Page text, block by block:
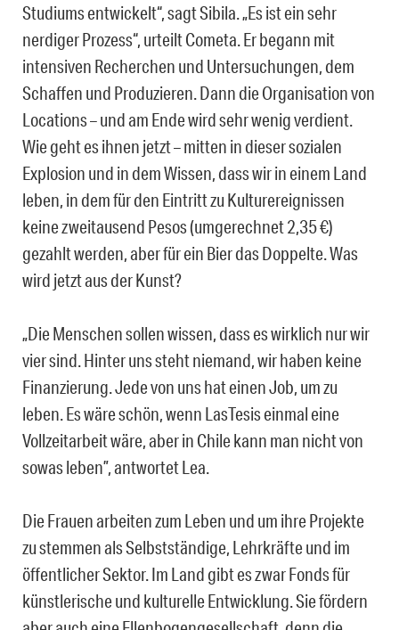
Studiums entwickelt“, sagt Sibila. „Es ist ein sehr
nerdiger Prozess“, urteilt Cometa. Er begann mit
intensiven Recherchen und Untersuchungen, dem
Schaffen und Produzieren. Dann die Organisation von
Locations – und am Ende wird sehr wenig verdient.
Wie geht es ihnen jetzt – mitten in dieser sozialen
Explosion und in dem Wissen, dass wir in einem Land
leben, in dem für den Eintritt zu Kulturereignissen
keine zweitausend Pesos (umgerechnet 2,35 €)
gezahlt werden, aber für ein Bier das Doppelte. Was
wird jetzt aus der Kunst?
„Die Menschen sollen wissen, dass es wirklich nur wir
vier sind. Hinter uns steht niemand, wir haben keine
Finanzierung. Jede von uns hat einen Job, um zu
leben. Es wäre schön, wenn LasTesis einmal eine
Vollzeitarbeit wäre, aber in Chile kann man nicht von
sowas leben”, antwortet Lea.
Die Frauen arbeiten zum Leben und um ihre Projekte
zu stemmen als Selbstständige, Lehrkräfte und im
öffentlicher Sektor. Im Land gibt es zwar Fonds für
künstlerische und kulturelle Entwicklung. Sie fördern